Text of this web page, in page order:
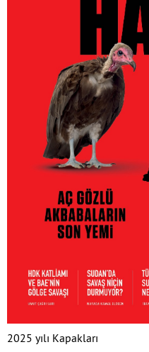
2025 yılı Kapakları